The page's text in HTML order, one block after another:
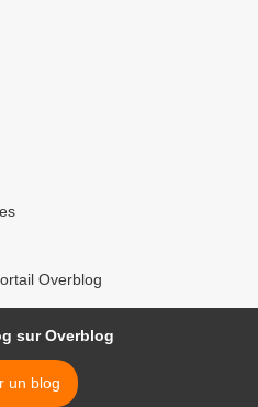
Overblog
sur Overblog
un blog